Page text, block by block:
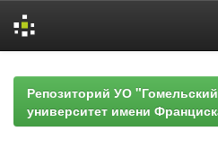
navigationРепозиторий УО
университет имени